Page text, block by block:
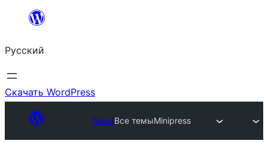
Перейти
содержимому
Русский
Скачать WordPress
ТемыВсе темыMinipress